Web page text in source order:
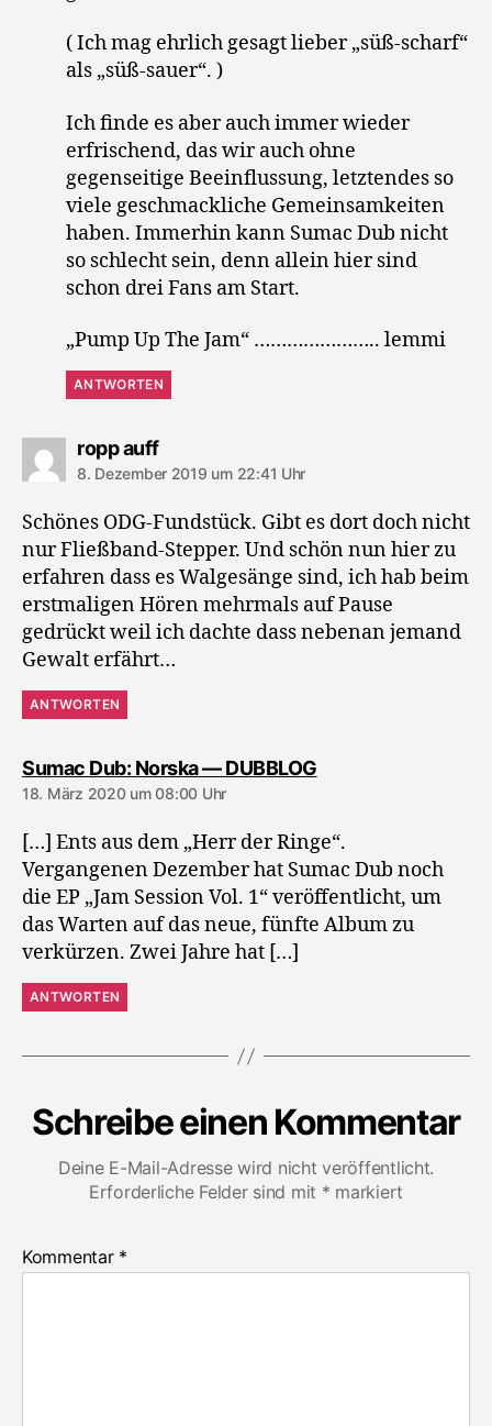
( Ich mag ehrlich gesagt lieber „süß-scharf“
als „süß-sauer“. )
Ich finde es aber auch immer wieder
erfrischend, das wir auch ohne
gegenseitige Beeinflussung, letztendes so
viele geschmackliche Gemeinsamkeiten
haben. Immerhin kann Sumac Dub nicht
so schlecht sein, denn allein hier sind
schon drei Fans am Start.
„Pump Up The Jam“ ………………….. lemmi
ANTWORTEN
ropp auffsagt:
8. Dezember 2019 um 22:41 Uhr
Schönes ODG-Fundstück. Gibt es dort doch nicht
nur Fließband-Stepper. Und schön nun hier zu
erfahren dass es Walgesänge sind, ich hab beim
erstmaligen Hören mehrmals auf Pause
gedrückt weil ich dachte dass nebenan jemand
Gewalt erfährt…
ANTWORTEN
Sumac Dub: Norska — DUBBLOGsagt:
18. März 2020 um 08:00 Uhr
[…] Ents aus dem „Herr der Ringe“.
Vergangenen Dezember hat Sumac Dub noch
die EP „Jam Session Vol. 1“ veröffentlicht, um
das Warten auf das neue, fünfte Album zu
verkürzen. Zwei Jahre hat […]
ANTWORTEN
Schreibe einen Kommentar
Deine E-Mail-Adresse wird nicht veröffentlicht.
Erforderliche Felder sind mit * markiert
Kommentar *